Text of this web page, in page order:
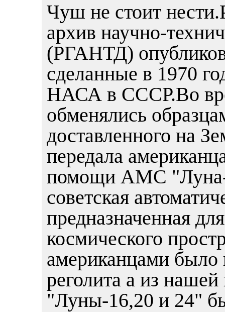
Чуш не стоит
архив научно-
(РГАНТД)
сделанные в 1970
НАСА в СССР.Во
обменялись
доставленного на
передала
помощи АМС "Луна-
советская
предназначенная
космического
американцами было
реголита а из
"Луны-16,20 и 24"